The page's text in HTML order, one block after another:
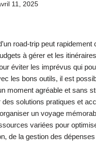
11, 2025
road-trip peut
à gérer et les
éviter les imprévus qui
les bons outils, il est
moment agréable et sans
solutions pratiques et
un voyage
variées pour
de la gestion des